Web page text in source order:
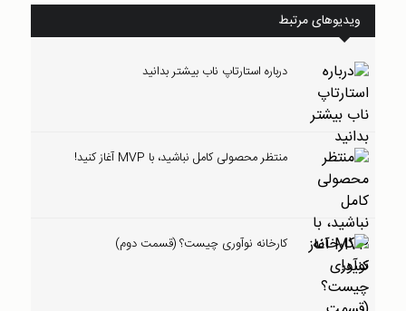
ویدیوهای مرتبط
درباره استارتاپ ناب بیشتر بدانید
منتظر محصولی کامل نباشید، با MVP آغاز کنید!
کارخانه نوآوری چیست؟ (قسمت دوم)